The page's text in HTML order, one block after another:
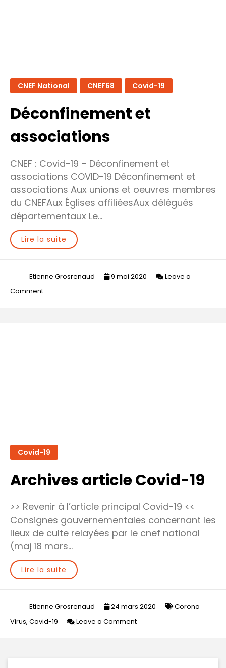
CNEF National CNEF68 Covid-19
Déconfinement et
associations
CNEF : Covid-19 – Déconfinement et
associations COVID-19 Déconfinement et
associations Aux unions et oeuvres membres
du CNEFAux Églises affiliéesAux délégués
départementaux Le…
Lire la suite
Etienne Grosrenaud 9 mai 2020
Leave a
Commenton
Covid-19
Archives article Covid-19
>> Revenir à l’article principal Covid-19 <<
Consignes gouvernementales concernant les
lieux de culte relayées par le cnef national
(maj 18 mars…
Lire la suite
Etienne Grosrenaud 24 mars 2020
Corona
Virus, Covid-19 Leave a Commenton